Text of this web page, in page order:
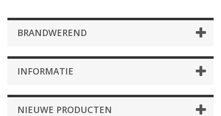
BRANDWEREND
INFORMATIE
NIEUWE PRODUCTEN